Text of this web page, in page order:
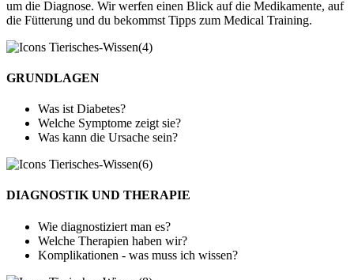
um die Diagnose. Wir werfen einen Blick auf die Medikamente, auf
die Fütterung und du bekommst Tipps zum Medical Training.
GRUNDLAGEN
Was ist Diabetes?
Welche Symptome zeigt sie?
Was kann die Ursache sein?
DIAGNOSTIK UND THERAPIE
Wie diagnostiziert man es?
Welche Therapien haben wir?
Komplikationen - was muss ich wissen?